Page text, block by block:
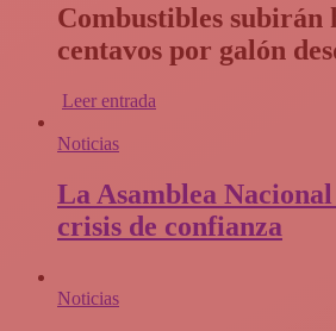
Combustibles subirán
centavos por galón
Leer entrada
Noticias
La Asamblea
crisis de confianza​
Noticias